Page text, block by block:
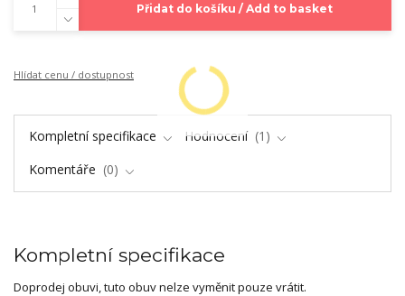
Přidat do košíku / Add to basket
Hlídat cenu / dostupnost
Kompletní specifikace Hodnocení
1
Komentáře
0
Kompletní specifikace
Doprodej obuvi, tuto obuv nelze vyměnit pouze vrátit.